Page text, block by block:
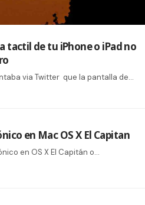
tactil de tu iPhone o iPad no
via Twitter que la pantalla de…
en Mac OS X El Capitan
en OS X El Capitán o…